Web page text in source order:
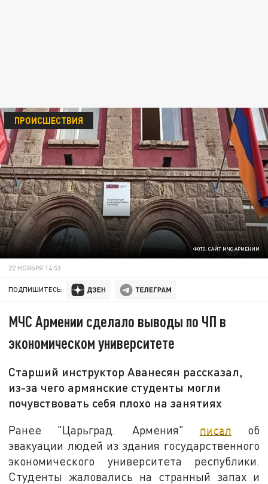
ФОТО: САЙТ МЧС АРМЕНИИ
ПРОИСШЕСТВИЯ
22 НОЯБРЯ 14:53
ПОДПИШИТЕСЬ:
МЧС Армении сделало выводы по ЧП в
экономическом университете
Старший инструктор Аванесян рассказал,
из-за чего армянские студенты могли
почувствовать себя плохо на занятиях
Ранее "Царьград. Армения" писал об
эвакуации людей из здания государственного
экономического университета республики.
Студенты жаловались на странный запах и